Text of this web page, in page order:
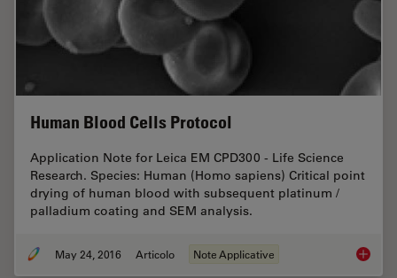
Human Blood Cells Protocol
Application Note for Leica EM CPD300 - Life Science
Research. Species: Human (Homo sapiens) Critical point
drying of human blood with subsequent platinum /
palladium coating and SEM analysis.
May 24, 2016 Articolo Note Applicative Human